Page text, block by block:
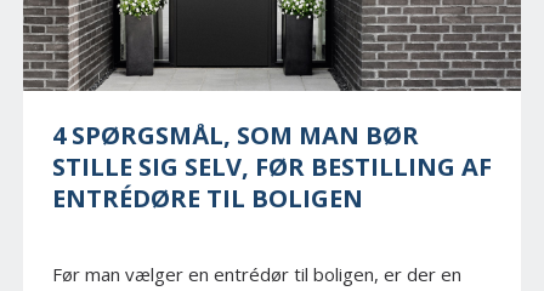
4 SPØRGSMÅL, SOM MAN BØR
STILLE SIG SELV, FØR BESTILLING AF
ENTRÉDØRE TIL BOLIGEN
Før man vælger en entrédør til boligen, er der en